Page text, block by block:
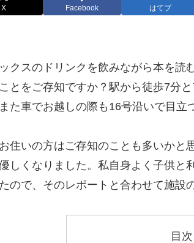
X Facebook はてブ
クスのドリンクを飲みながら本を読
とをご存知ですか？駅から徒歩7分
た車でお越しの際も16号沿いで目立
住いの方はご存知のことも多いかと
しくなりました。私自身よく子供と
ので、そのレポートと合わせて施設
目次